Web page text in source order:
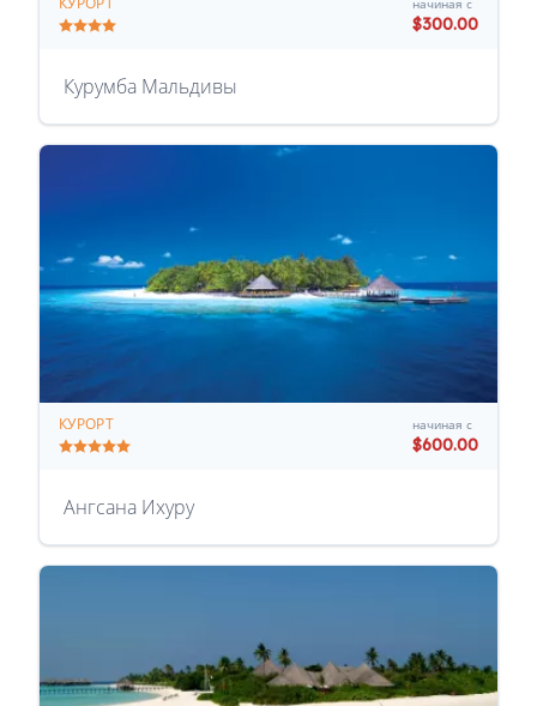
начиная с
$300.00
Курумба Мальдивы
КУРОРТ начиная с
$600.00
Ангсана Ихуру